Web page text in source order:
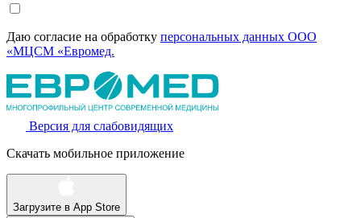
Даю согласие на обработку персональных данных ООО
«МЦСМ «Евромед.
Версия для слабовидящих
Скачать мобильное приложение
Загрузите в App Store